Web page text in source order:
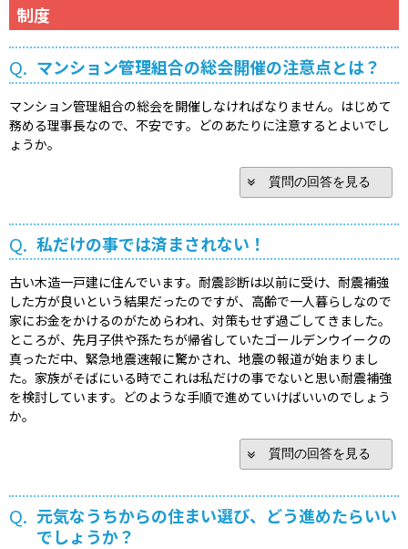
ド
検
制度
Q. マンション管理組合の総会開催の注意点とは？
マンション管理組合の総会を開催しなければなりません。はじめて
務める理事長なので、不安です。どのあたりに注意するとよいでし
ょうか。
質問の回答を見る
Q. 私だけの事では済まされない！
古い木造一戸建に住んでいます。耐震診断は以前に受け、耐震補強
した方が良いという結果だったのですが、高齢で一人暮らしなので
家にお金をかけるのがためらわれ、対策もせず過ごしてきました。
ところが、先月子供や孫たちが帰省していたゴールデンウイークの
真っただ中、緊急地震速報に驚かされ、地震の報道が始まりまし
た。家族がそばにいる時でこれは私だけの事でないと思い耐震補強
を検討しています。どのような手順で進めていけばいいのでしょう
か。
質問の回答を見る
Q. 元気なうちからの住まい選び、どう進めたらいい
でしょうか？